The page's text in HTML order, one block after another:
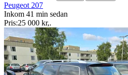
Peugeot 207
Inkom 41 min sedan
Pris:25 000 kr,.